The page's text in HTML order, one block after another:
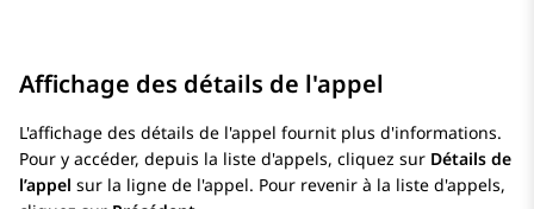
Affichage des détails de l'appel
L'affichage des détails de l'appel fournit plus d'informations.
Pour y accéder, depuis la liste d'appels, cliquez sur Détails de
l’appel sur la ligne de l'appel. Pour revenir à la liste d'appels,